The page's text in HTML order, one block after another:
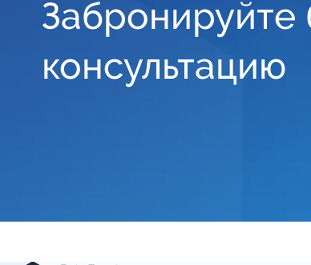
Забронируйте
консультацию